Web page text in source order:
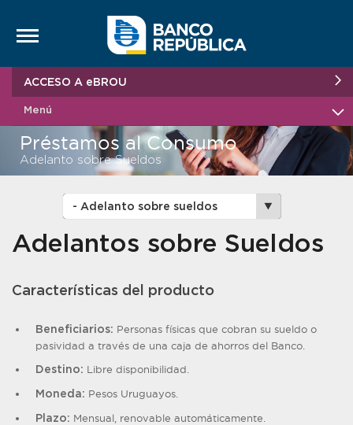
ACCESO A eBROU
Menú
Préstamos al Consumo
Adelanto sobre Sueldos
Adelantos sobre Sueldos
Características del producto
Beneficiarios: Personas físicas que cobran su sueldo o
pasividad a través de una caja de ahorros del Banco.
Destino: Libre disponibilidad.
Moneda: Pesos Uruguayos.
Plazo: Mensual, renovable automáticamente.